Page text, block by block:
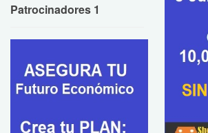
Patrocinadores 1